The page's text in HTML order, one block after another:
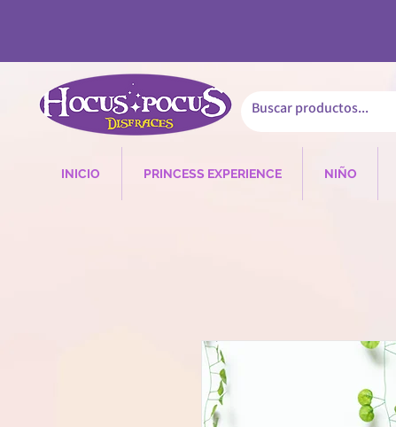
INICIO PRINCESS EXPERIENCE NIÑO